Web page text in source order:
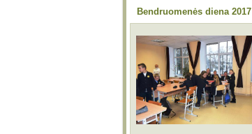
Bendruomenės diena 2017